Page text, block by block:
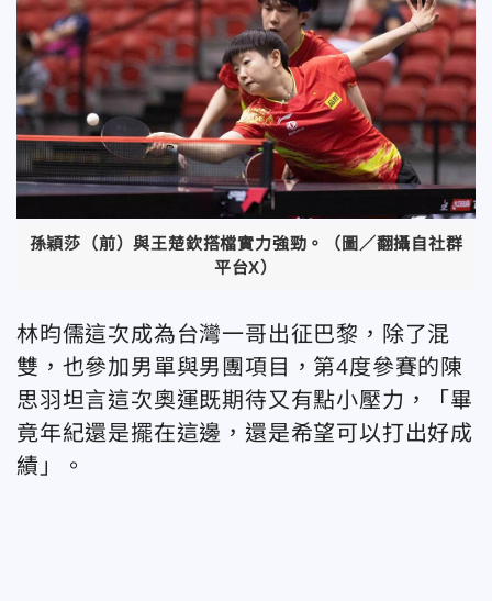
孫穎莎（前）與王楚欽搭檔實力強勁。（圖／翻攝自社群
平台X）
林昀儒這次成為台灣一哥出征巴黎，除了混
雙，也參加男單與男團項目，第4度參賽的陳
思羽坦言這次奧運既期待又有點小壓力，「畢
竟年紀還是擺在這邊，還是希望可以打出好成
績」。